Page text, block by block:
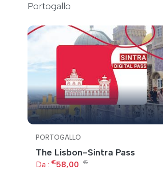
Portogallo
PORTOGALLO
The Lisbon-Sintra Pass
Da : €58,00 €